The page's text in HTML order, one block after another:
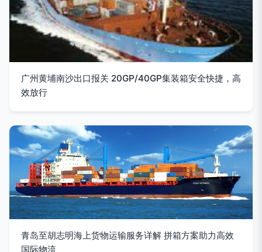
广州黄埔南沙出口报关 20GP/40GP集装箱安全快捷，高
效放行
青岛至胡志明海上货物运输服务详解 拼箱方案助力高效
国际物流